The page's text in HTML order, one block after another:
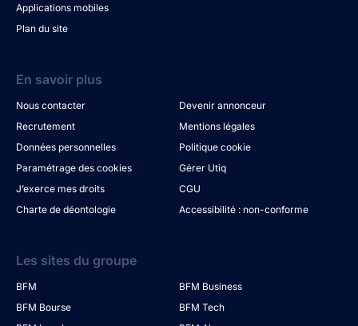
Applications mobiles
Plan du site
En savoir plus
Nous contacter
Devenir annonceur
Recrutement
Mentions légales
Données personnelles
Politique cookie
Paramétrage des cookies
Gérer Utiq
J’exerce mes droits
CGU
Charte de déontologie
Accessibilité : non-conforme
Les sites du groupe
BFM
BFM Business
BFM Bourse
BFM Tech